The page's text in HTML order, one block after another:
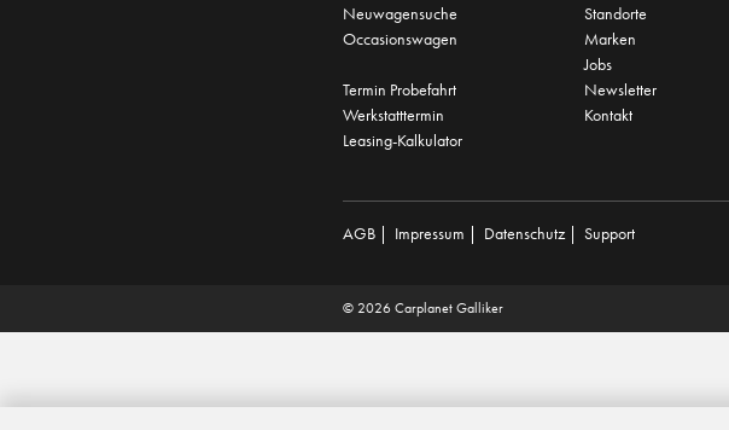
Neuwagensuche
Occasionswagen
Termin Probefahrt
Werkstatttermin
Leasing-Kalkulator
Standorte
Marken
Jobs
Newsletter
Kontakt
AGB | Impressum | Datenschutz| Support
© 2026 Carplanet Galliker